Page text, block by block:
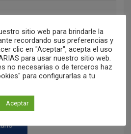
electrónico y web en este
vez que comente.
sitio web para brindarle la
recordando sus preferencias y
clic en "Aceptar", acepta el uso
para usar nuestro sitio web.
no necesarias o de terceros haz
para configurarlas a tu
Aceptar